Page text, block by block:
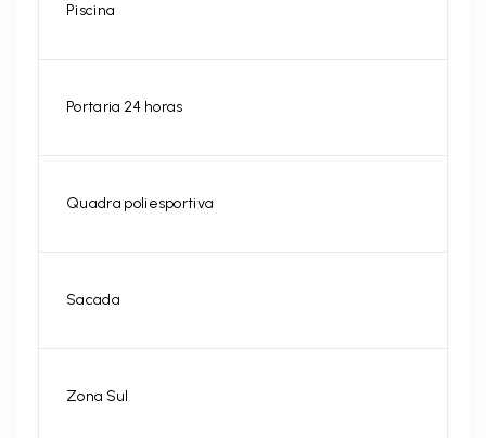
Piscina
Portaria 24 horas
Quadra poliesportiva
Sacada
Zona Sul